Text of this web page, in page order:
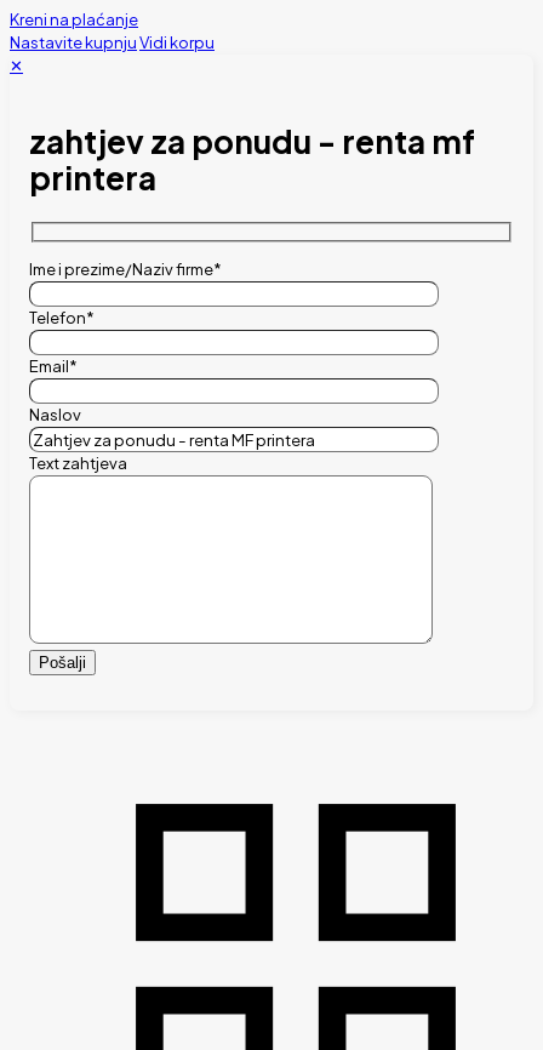
Kreni na plaćanje
Nastavite kupnjuVidi korpu
✕
zahtjev za ponudu - renta mf
printera
Ime i prezime/Naziv firme*
Telefon*
Email*
Naslov
Text zahtjeva